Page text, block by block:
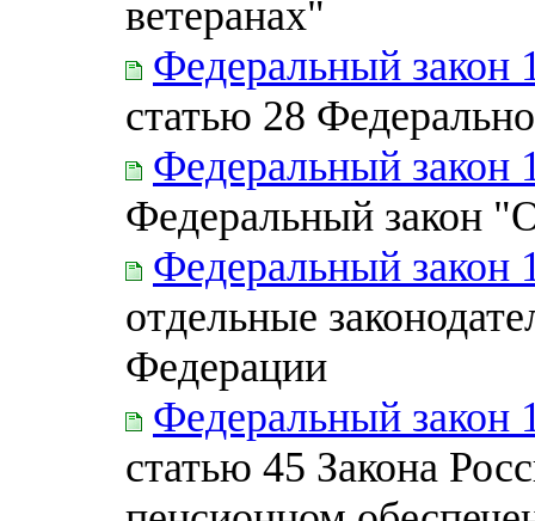
ветеранах"
Федеральный закон
статью 28
Федеральный закон
Федеральный закон
Федеральный закон
отдельные
Федерации
Федеральный закон
статью 45 Закона